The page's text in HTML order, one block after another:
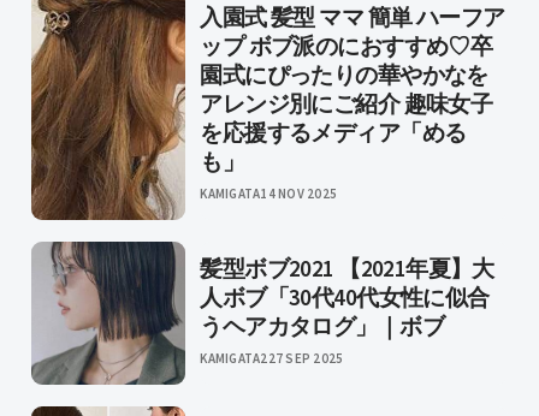
入園式 髪型 ママ 簡単 ハーフア
ップ ボブ派のにおすすめ♡卒
園式にぴったりの華やかなを
アレンジ別にご紹介 趣味女子
を応援するメディア「める
も」
KAMIGATA14 NOV 2025
髪型ボブ2021 【2021年夏】大
人ボブ「30代40代女性に似合
うヘアカタログ」｜ボブ
KAMIGATA2 27 SEP 2025